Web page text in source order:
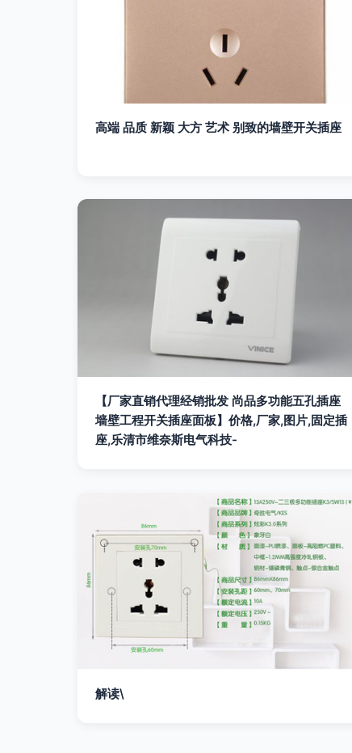
高端 品质 新颖 大方 艺术 别致的墙壁开关插座
【厂家直销代理经销批发 尚品多功能五孔插座
墙壁工程开关插座面板】价格,厂家,图片,固定插
座,乐清市维奈斯电气科技-
解读\